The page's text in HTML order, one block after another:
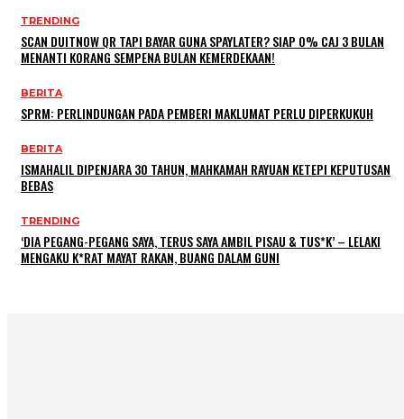
TRENDING
SCAN DUITNOW QR TAPI BAYAR GUNA SPAYLATER? SIAP 0% CAJ 3 BULAN
MENANTI KORANG SEMPENA BULAN KEMERDEKAAN!
BERITA
SPRM: PERLINDUNGAN PADA PEMBERI MAKLUMAT PERLU DIPERKUKUH
BERITA
ISMAHALIL DIPENJARA 30 TAHUN, MAHKAMAH RAYUAN KETEPI KEPUTUSAN
BEBAS
TRENDING
‘DIA PEGANG-PEGANG SAYA, TERUS SAYA AMBIL PISAU & TUS*K’ – LELAKI
MENGAKU K*RAT MAYAT RAKAN, BUANG DALAM GUNI